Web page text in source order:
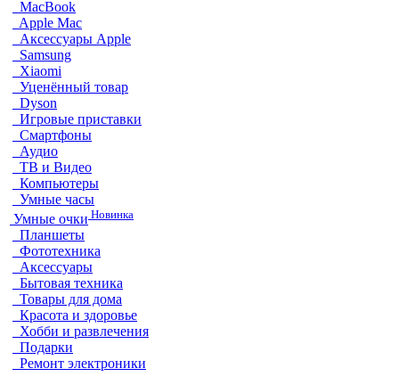
MacBook
Apple Mac
Аксессуары Apple
Samsung
Xiaomi
Уценённый товар
Dyson
Игровые приставки
Смартфоны
Аудио
ТВ и Видео
Компьютеры
Умные часы
Умные очки Новинка
Планшеты
Фототехника
Аксессуары
Бытовая техника
Товары для дома
Красота и здоровье
Хобби и развлечения
Подарки
Ремонт электроники